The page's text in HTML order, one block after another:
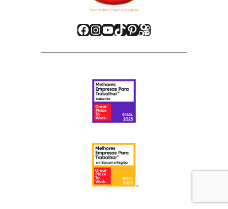
Facebook
Instagram
Youtube
TikTok
Pinterest
Kwai